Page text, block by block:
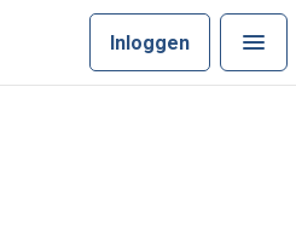
Inloggen